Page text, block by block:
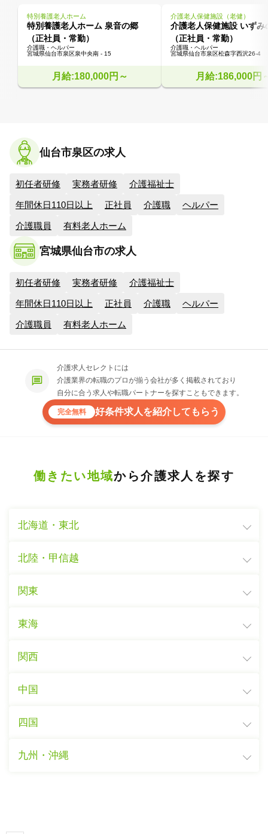
特別養護老人ホーム
特別養護老人ホーム 泉音の郷
（正社員・常勤）
介護職・ヘルパー
宮城県仙台市泉区泉中央南 - 15
月給:180,000円～
介護老人保健施設（老健）
介護老人保健施設 いずみ
（正社員・常勤）
介護職・ヘルパー
宮城県仙台市泉区松森字西沢26-4
月給:186,000円
仙台市泉区の求人
初任者研修 実務者研修 介護福祉士
年間休日110日以上 正社員 介護職 ヘルパー
介護職員 有料老人ホーム
宮城県仙台市の求人
初任者研修 実務者研修 介護福祉士
年間休日110日以上 正社員 介護職 ヘルパー
介護職員 有料老人ホーム
介護求人セレクトには
介護業界の転職のプロが揃う会社が多く掲載されており
自分に合う求人や転職パートナーを探すこともできます。
完全無料 好条件求人を紹介してもらう
働きたい地域から介護求人を探す
北海道・東北
北陸・甲信越
関東
東海
関西
中国
四国
九州・沖縄